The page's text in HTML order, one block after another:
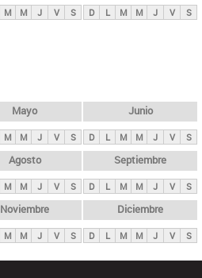
M M J V S D L M M J V S
Mayo
M M J V S
Junio
D L M M J V S
Agosto
M M J V S
Septiembre
D L M M J V S
Noviembre
M M J V S
Diciembre
D L M M J V S